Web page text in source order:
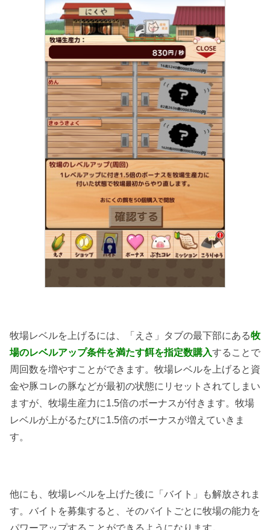
牧場レベルを上げるには、「えさ」タブの最下部にある牧
場のレベルアップ条件を満たす餌を指定数購入することで
周回数を増やすことができます。牧場レベルを上げると資
金や豚コレの豚などが最初の状態にリセットされてしまい
ますが、牧場生産力に1.5倍のボーナスが付きます。牧場
レベルが上がるたびに1.5倍のボーナスが増えていきま
す。
他にも、牧場レベルを上げた後に「バイト」も解放されま
す。バイトを募集すると、そのバイトごとに牧場の能力を
パワーアップすることができるようになります。